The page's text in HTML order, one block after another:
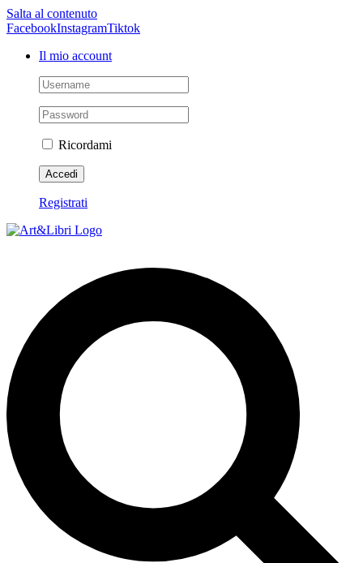
Salta al contenuto
FacebookInstagramTiktok
Il mio account
Ricordami
Registrati